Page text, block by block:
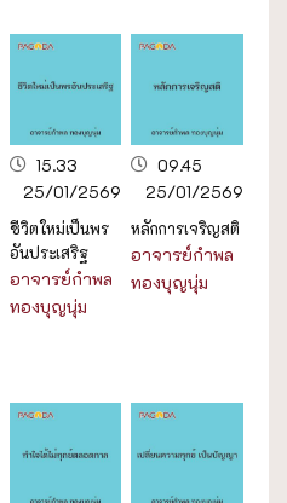
15.33
25/01/2569
ชีวิตใหม่เป็นพร
อันประเสริฐ
อาจารย์กำพล
ทองบุญนุ่ม
09.45
25/01/2569
หลักการเจริญสติ
อาจารย์กำพล
ทองบุญนุ่ม